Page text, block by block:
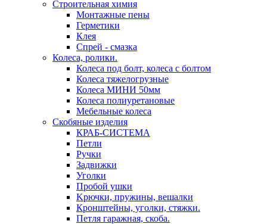
Строительная химия
Монтажные пены
Герметики
Клея
Спрей - смазка
Колеса, ролики.
Колеса под болт, колеса с болтом
Колеса тяжелогрузные
Колеса МИНИ 50мм
Колеса полиуретановые
Мебельные колеса
Скобяные изделия
КРАБ-СИСТЕМА
Петли
Ручки
Задвижки
Уголки
Пробой ушки
Kрючки, пружины, вешалки
Кронштейны, уголки, стяжки.
Петля гаражная, скоба.